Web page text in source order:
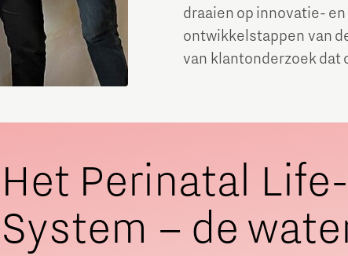
draaien op innovatie-
ontwikkelstappen van
van klantonderzoek dat
Het Perinatal
System – de